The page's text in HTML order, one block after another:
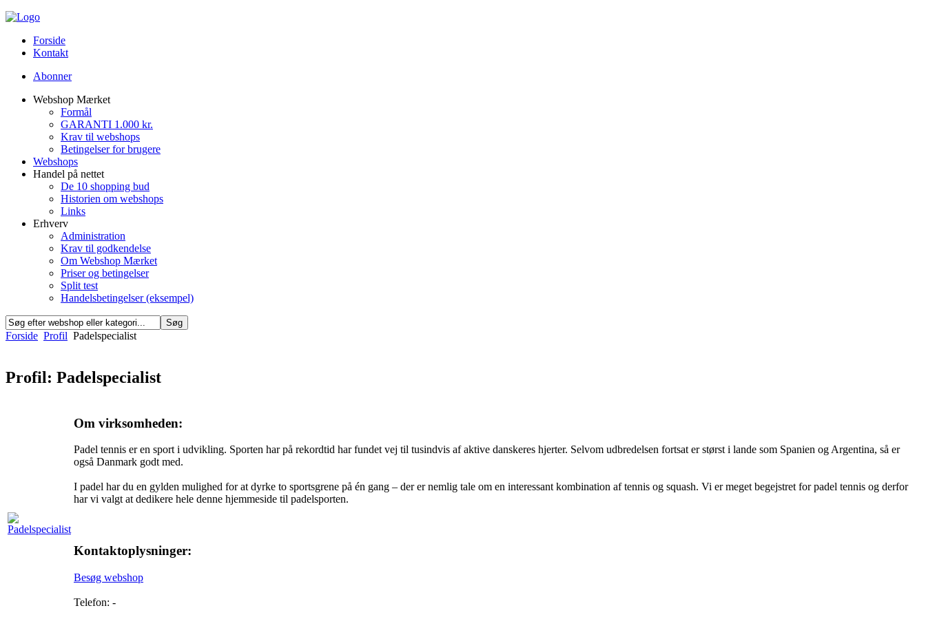
Forside
Kontakt
Abonner
Webshop Mærket
Formål
GARANTI 1.000 kr.
Krav til webshops
Betingelser for brugere
Webshops
Handel på nettet
De 10 shopping bud
Historien om webshops
Links
Erhverv
Administration
Krav til godkendelse
Om Webshop Mærket
Priser og betingelser
Split test
Handelsbetingelser (eksempel)
Forside Profil Padelspecialist
Profil: Padelspecialist
Om virksomheden:
Padel tennis er en sport i udvikling. Sporten har på rekordtid har fundet vej til tusindvis af aktive danskeres hjerter. Selvom udbredelsen fortsat er størst i lande som Spanien og Argentina, så er
også Danmark godt med.
I padel har du en gylden mulighed for at dyrke to sportsgrene på én gang – der er nemlig tale om en interessant kombination af tennis og squash. Vi er meget begejstret for padel tennis og derfor
har vi valgt at dedikere hele denne hjemmeside til padelsporten.
Kontaktoplysninger:
Besøg webshop
Telefon: -